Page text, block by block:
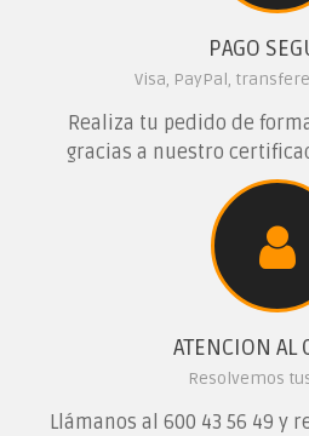
PAGO
Visa, PayPal,
Realiza tu pedido de
gracias a nuestro
ATENCION AL
Resolvemos
Llámanos al 600 43 56 49 y